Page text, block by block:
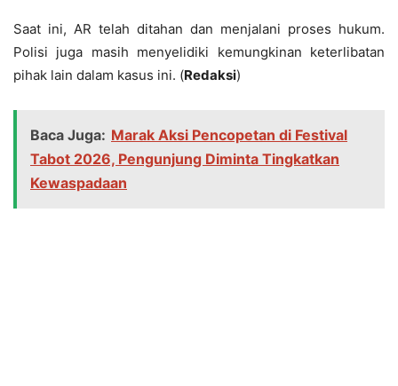
Saat ini, AR telah ditahan dan menjalani proses hukum.
Polisi juga masih menyelidiki kemungkinan keterlibatan
pihak lain dalam kasus ini. (Redaksi)
Baca Juga: Marak Aksi Pencopetan di Festival
Tabot 2026, Pengunjung Diminta Tingkatkan
Kewaspadaan